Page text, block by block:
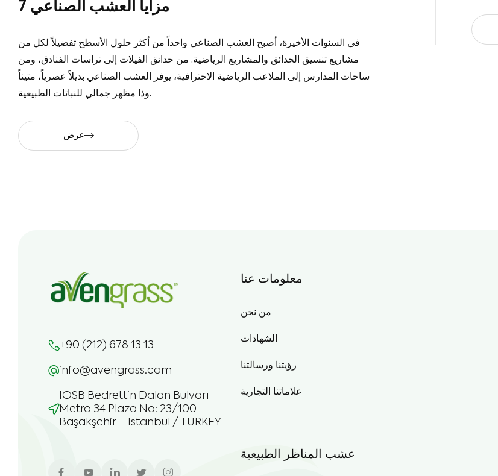
7 مزايا العشب الصناعي
في السنوات الأخيرة، أصبح العشب الصناعي واحداً من أكثر حلول الأسطح تفضيلاً لكل من
مشاريع تنسيق الحدائق والمشاريع الرياضية. من حدائق الفيلات إلى تراسات الفنادق، ومن
ساحات المدارس إلى الملاعب الرياضية الاحترافية، يوفر العشب الصناعي بديلاً عصرياً، متيناً
وذا مظهر جمالي للنباتات الطبيعية.
عرض
+90 (212) 678 13 13
info@avengrass.com
IOSB Bedrettin Dalan Bulvarı
Metro 34 Plaza No: 23/100
Başakşehir – Istanbul / TURKEY
معلومات عنا
من نحن
الشهادات
رؤيتنا ورسالتنا
علاماتنا التجارية
عشب المناظر الطبيعية